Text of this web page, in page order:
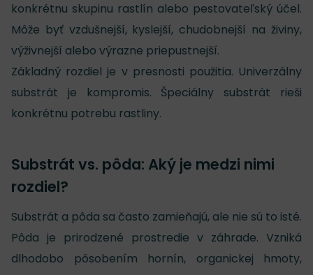
konkrétnu skupinu rastlín alebo pestovateľský účel.
Môže byť vzdušnejší, kyslejší, chudobnejší na živiny,
výživnejší alebo výrazne priepustnejší.
Základný rozdiel je v presnosti použitia. Univerzálny
substrát je kompromis. Špeciálny substrát rieši
konkrétnu potrebu rastliny.
Substrát vs. pôda: Aký je medzi nimi
rozdiel?
Substrát a pôda sa často zamieňajú, ale nie sú to isté.
Pôda je prirodzené prostredie v záhrade. Vzniká
dlhodobo pôsobením hornín, organickej hmoty,